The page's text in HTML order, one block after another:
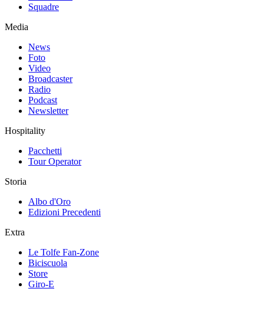
Squadre
Media
News
Foto
Video
Broadcaster
Radio
Podcast
Newsletter
Hospitality
Pacchetti
Tour Operator
Storia
Albo d'Oro
Edizioni Precedenti
Extra
Le Tolfe Fan-Zone
Biciscuola
Store
Giro-E